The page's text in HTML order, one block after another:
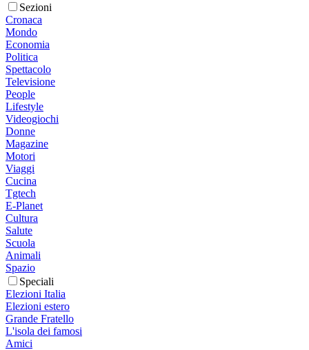
Sezioni
Cronaca
Mondo
Economia
Politica
Spettacolo
Televisione
People
Lifestyle
Videogiochi
Donne
Magazine
Motori
Viaggi
Cucina
Tgtech
E-Planet
Cultura
Salute
Scuola
Animali
Spazio
Speciali
Elezioni Italia
Elezioni estero
Grande Fratello
L'isola dei famosi
Amici